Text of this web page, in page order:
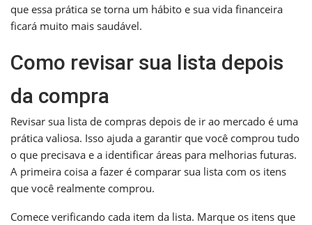
que essa prática se torna um hábito e sua vida financeira
ficará muito mais saudável.
Como revisar sua lista depois
da compra
Revisar sua lista de compras depois de ir ao mercado é uma
prática valiosa. Isso ajuda a garantir que você comprou tudo
o que precisava e a identificar áreas para melhorias futuras.
A primeira coisa a fazer é comparar sua lista com os itens
que você realmente comprou.
Comece verificando cada item da lista. Marque os itens que